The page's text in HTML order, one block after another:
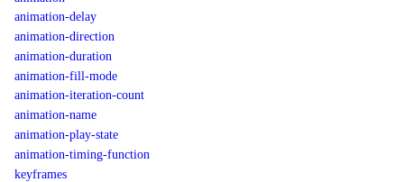
animation-delay
animation-direction
animation-duration
animation-fill-mode
animation-iteration-count
animation-name
animation-play-state
animation-timing-function
keyframes